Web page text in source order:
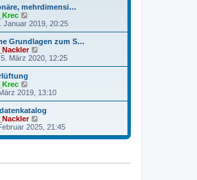
B
e
i
r
a
g
e
s
t
r
B
e
i
r
a
g
mehrdimensi…
e
u
e
s
t
e
i
r
a
g
Januar 2019, 20:25
Grundlagen zum S…
e
u
t
B
e
i
t
g
März 2020, 12:25
e
u
e
s
t
r
i
2019, 13:10
e
u
2025, 21:45